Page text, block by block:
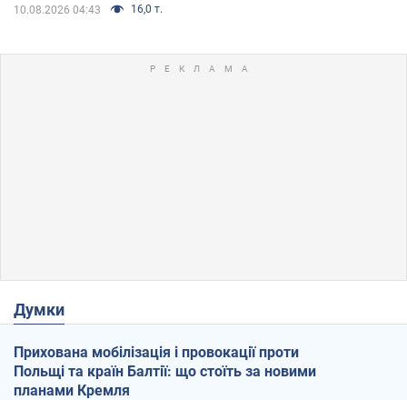
10.08.2026 04:43 16,0 т.
Думки
Прихована мобілізація і провокації проти
Польщі та країн Балтії: що стоїть за новими
планами Кремля